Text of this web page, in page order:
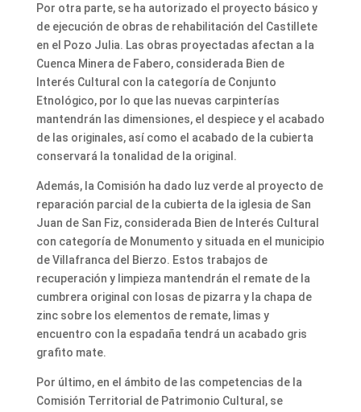
Por otra parte, se ha autorizado el proyecto básico y
de ejecución de obras de rehabilitación del Castillete
en el Pozo Julia. Las obras proyectadas afectan a la
Cuenca Minera de Fabero, considerada Bien de
Interés Cultural con la categoría de Conjunto
Etnológico, por lo que las nuevas carpinterías
mantendrán las dimensiones, el despiece y el acabado
de las originales, así como el acabado de la cubierta
conservará la tonalidad de la original.
Además, la Comisión ha dado luz verde al proyecto de
reparación parcial de la cubierta de la iglesia de San
Juan de San Fiz, considerada Bien de Interés Cultural
con categoría de Monumento y situada en el municipio
de Villafranca del Bierzo. Estos trabajos de
recuperación y limpieza mantendrán el remate de la
cumbrera original con losas de pizarra y la chapa de
zinc sobre los elementos de remate, limas y
encuentro con la espadaña tendrá un acabado gris
grafito mate.
Por último, en el ámbito de las competencias de la
Comisión Territorial de Patrimonio Cultural, se